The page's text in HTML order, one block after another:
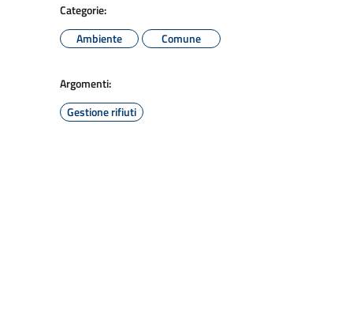
Categorie:
Ambiente
Comune
Argomenti:
Gestione rifiuti